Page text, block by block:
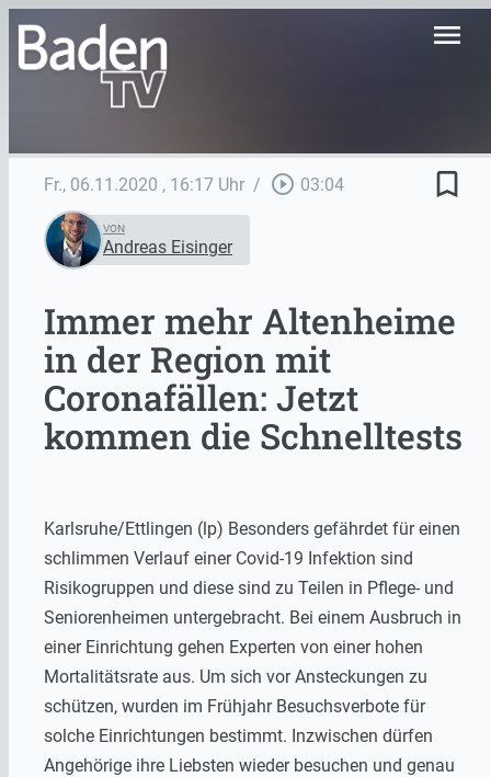
menu
Fr., 06.11.2020 , 16:17 Uhr / play_circle_outline 03:04 bookmark_border
VON
Andreas Eisinger
Immer mehr Altenheime
in der Region mit
Coronafällen: Jetzt
kommen die Schnelltests
Karlsruhe/Ettlingen (lp) Besonders gefährdet für einen
schlimmen Verlauf einer Covid-19 Infektion sind
Risikogruppen und diese sind zu Teilen in Pflege- und
Seniorenheimen untergebracht. Bei einem Ausbruch in
einer Einrichtung gehen Experten von einer hohen
Mortalitätsrate aus. Um sich vor Ansteckungen zu
schützen, wurden im Frühjahr Besuchsverbote für
solche Einrichtungen bestimmt. Inzwischen dürfen
Angehörige ihre Liebsten wieder besuchen und genau